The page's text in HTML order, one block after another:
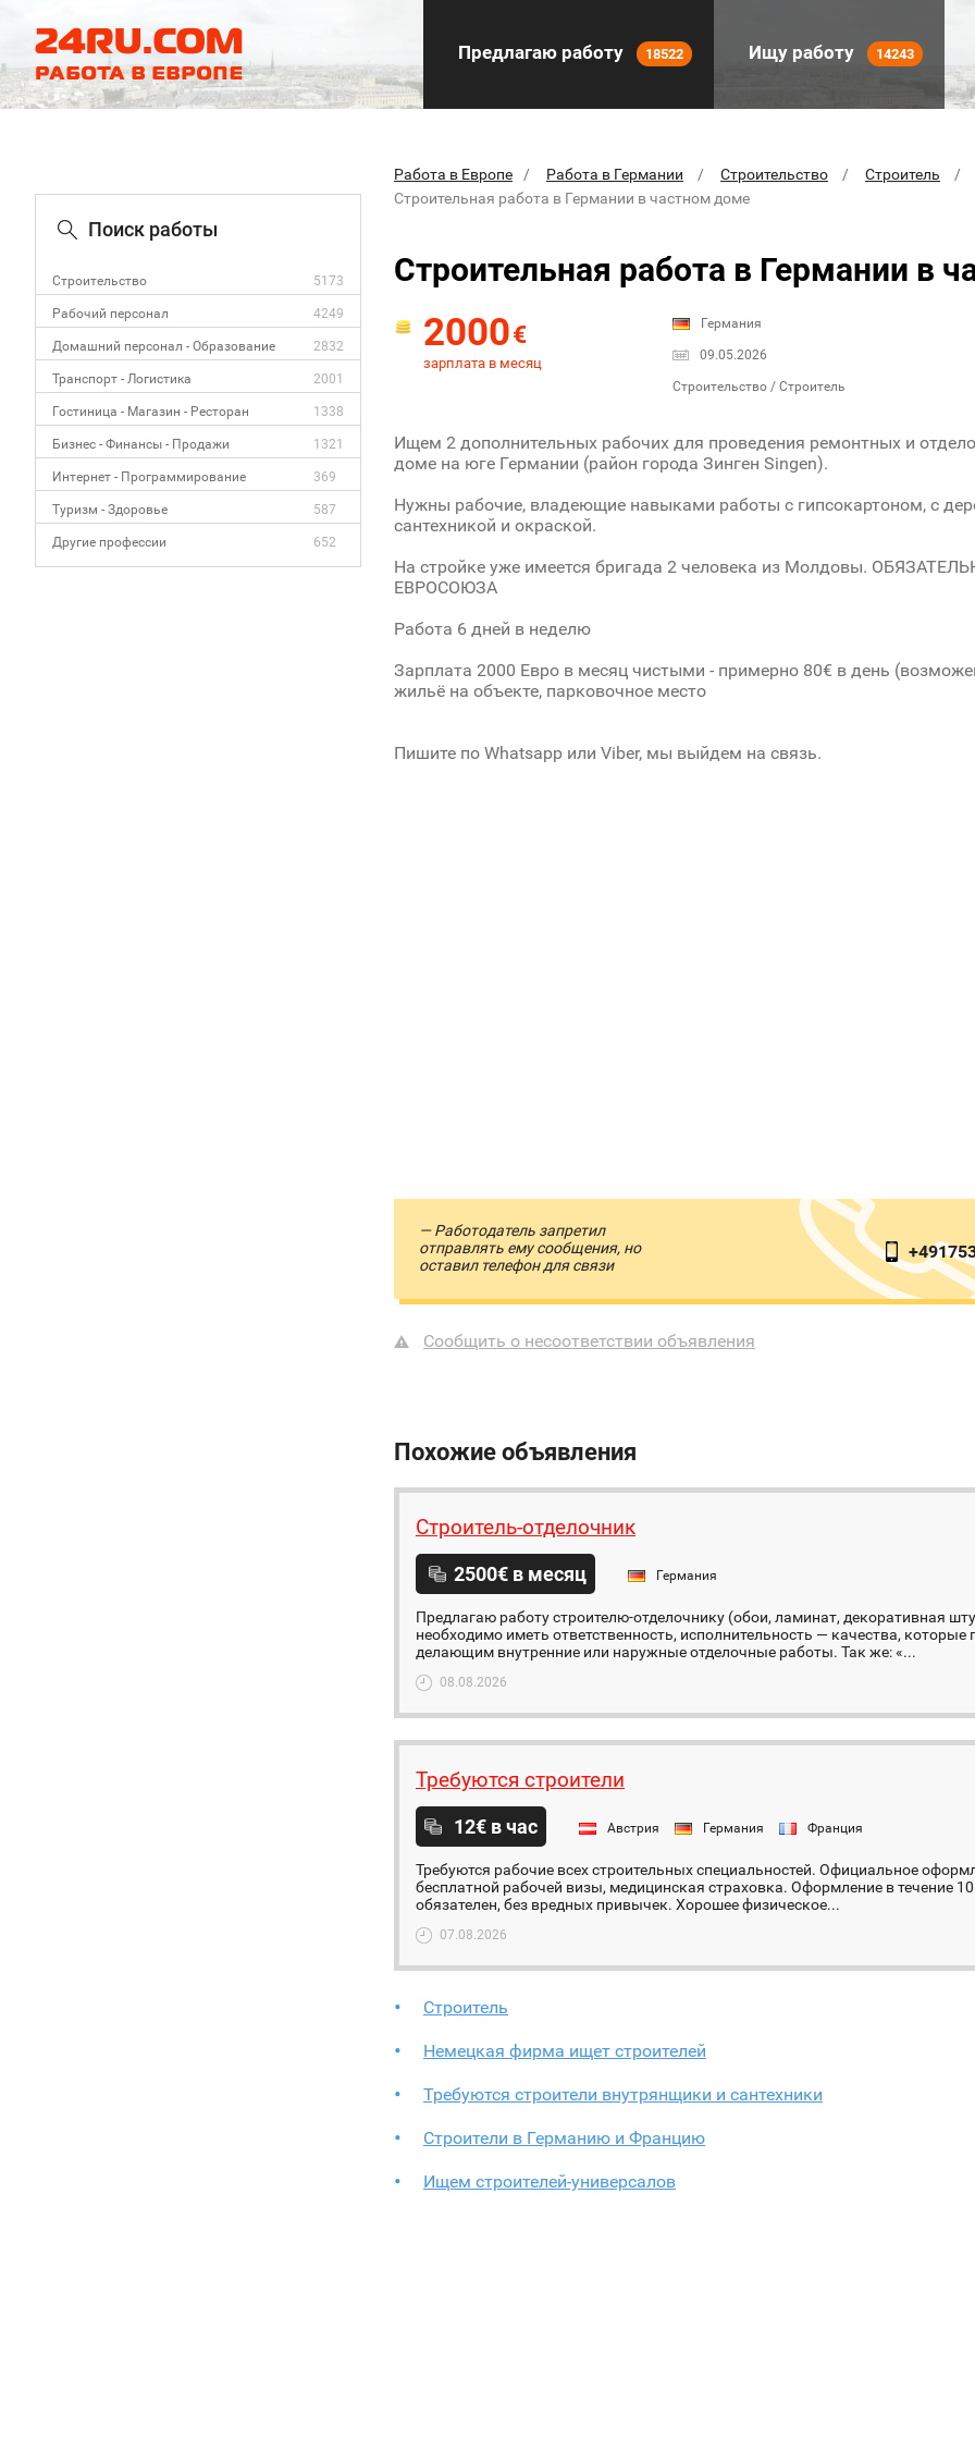
Предлагаю работу 18522 Ищу работу 14243
Поиск работы
Строительство 5173
Рабочий персонал 4249
Домашний персонал - Образование 2832
Транспорт - Логистика 2001
Гостиница - Магазин - Ресторан 1338
Бизнес - Финансы - Продажи 1321
Интернет - Программирование 369
Туризм - Здоровье 587
Другие профессии 652
Работа в Европе Работа в Германии Строительство
Строитель
Строительная работа в Германии в частном доме
Строительная работа в Германии в
2000€
зарплата в месяц
Германия
09.05.2026
Строительство / Строитель
Ищем 2 дополнительных рабочих для проведения ремонтных и
доме на юге Германии (район города Зинген Singen).
Нужны рабочие, владеющие навыками работы с гипсокартоном, с
сантехникой и окраской.
На стройке уже имеется бригада 2 человека из Молдовы.
ЕВРОСОЮЗА
Работа 6 дней в неделю
Зарплата 2000 Евро в месяц чистыми - примерно 80€ в день
жильё на объекте, парковочное место
Пишите по Whatsapp или Viber, мы выйдем на связь.
— Работодатель запретил
отправлять ему сообщения, но
оставил телефон для связи
Сообщить о несоответствии объявления
Похожие объявления
Строитель-отделочник
2500€ в месяц Германия
Предлагаю работу строителю-отделочнику (обои, ламинат, декоративная
необходимо иметь ответственность, исполнительность — качества,
делающим внутренние или наружные отделочные работы. Так же: «...
08.08.2026
Требуются строители
12€ в час Австрия Германия Франция
Требуются рабочие всех строительных специальностей. Официальное
бесплатной рабочей визы, медицинская страховка. Оформление в течение
обязателен, без вредных привычек. Хорошее физическое...
07.08.2026
Строитель
Немецкая фирма ищет строителей
Требуются строители внутрянщики и сантехники
Строители в Германию и Францию
Ищем строителей-универсалов